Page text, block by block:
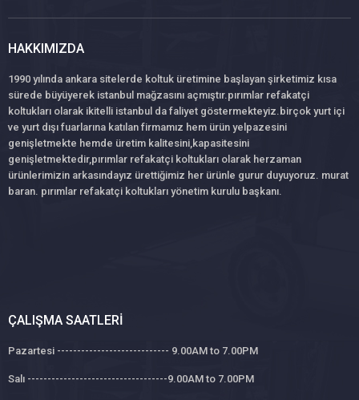
HAKKIMIZDA
1990 yılında ankara sitelerde koltuk üretimine başlayan şirketimiz kısa
sürede büyüyerek istanbul mağzasını açmıştır.pırımlar refakatçi
koltukları olarak ikitelli istanbul da faliyet göstermekteyiz.birçok yurt içi
ve yurt dışı fuarlarına katılan firmamız hem ürün yelpazesini
genişletmekte hemde üretim kalitesini,kapasitesini
genişletmektedir,pırımlar refakatçi koltukları olarak herzaman
ürünlerimizin arkasındayız ürettiğimiz her ürünle gurur duyuyoruz. murat
baran. pırımlar refakatçi koltukları yönetim kurulu başkanı.
ÇALIŞMA SAATLERI
Pazartesi ---------------------------- 9.00AM to 7.00PM
Salı -----------------------------------9.00AM to 7.00PM